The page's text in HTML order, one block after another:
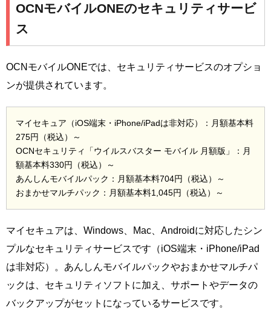
OCNモバイルONEのセキュリティサービ
ス
OCNモバイルONEでは、セキュリティサービスのオプショ
ンが提供されています。
マイセキュア（iOS端末・iPhone/iPadは非対応）：月額基本料
275円（税込）～
OCNセキュリティ「ウイルスバスター モバイル 月額版」：月
額基本料330円（税込）～
あんしんモバイルパック：月額基本料704円（税込）～
おまかせマルチパック：月額基本料1,045円（税込）～
マイセキュアは、Windows、Mac、Androidに対応したシン
プルなセキュリティサービスです（iOS端末・iPhone/iPad
は非対応）。あんしんモバイルパックやおまかせマルチパ
ックは、セキュリティソフトに加え、サポートやデータの
バックアップがセットになっているサービスです。